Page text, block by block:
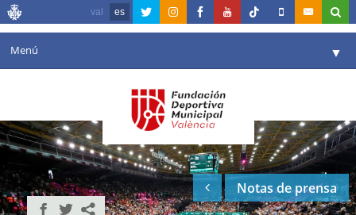
val es
Menú ▼
Agenda
Instalaciones
Comunicación ▼
Notas de prensa